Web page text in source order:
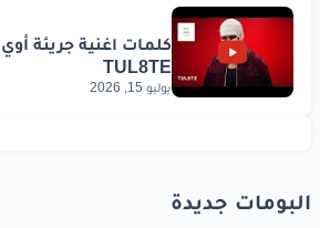
يوليو 15, 2026
البومات جديدة